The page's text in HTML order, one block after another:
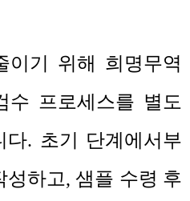
이기 위해 희명무역
수 프로세스를 별도
다. 초기 단계에서부
성하고,샘플 수령 후